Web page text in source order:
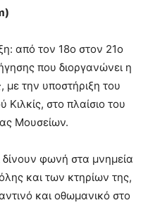
από τον 18ο στον 21ο
που διοργανώνει η
, με την υποστήριξη του
στο πλαίσιο του
Μουσείων.
δίνουν φωνή στα μνημεία
και των κτηρίων της,
και οθωμανικό στο